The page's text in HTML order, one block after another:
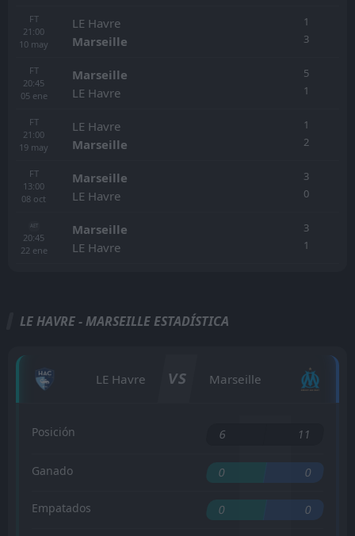
FT
21:00
10 may
LE Havre
Marseille
1
3
FT
20:45
05 ene
Marseille
LE Havre
5
1
FT
21:00
19 may
LE Havre
Marseille
1
2
FT
13:00
08 oct
Marseille
LE Havre
3
0
AET
20:45
22 ene
Marseille
LE Havre
3
1
LE HAVRE - MARSEILLE ESTADÍSTICA
LE Havre VS Marseille
Posición 6 11
Ganado 0 0
Empatados 0 0